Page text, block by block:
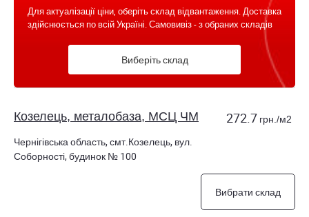
Для актуалізації ціни, оберіть склад відвантаження. Доставка
здійснюється по всій Україні. Самовивіз - з обраних складів
Виберіть склад
Козелець, металобаза, МСЦ ЧМ
Чернігівська область, смт.Козелець, вул.
Соборності, будинок № 100
272.7 грн./м2
Вибрати склад